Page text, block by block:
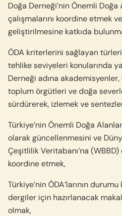
Doğa Derneği’nin Önemli Doğa
çalışmalarını koordine etmek
geliştirilmesine katkıda
ÖDA kriterlerini sağlayan
tehlike seviyeleri konularında
Derneği adına
toplum örgütleri ve doğa
sürdürerek, izlemek ve
Türkiye’nin Önemli Doğa
olarak güncellenmesini ve
Çeşitlilik Veritabanı’na
koordine etmek,
Türkiye’nin ÖDA’larının
dergiler için hazırlanacak
olmak,